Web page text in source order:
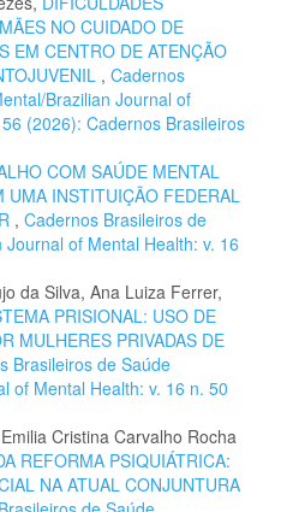
NO CUIDADO DE
EM CENTRO DE ATENÇÃO
, Cadernos
Brazilian Journal of
(2026): Cadernos Brasileiros
COM SAÚDE MENTAL
UMA INSTITUIÇÃO FEDERAL
, Cadernos Brasileiros de
of Mental Health: v. 16
da Silva, Ana Luiza Ferrer,
PRISIONAL: USO DE
MULHERES PRIVADAS DE
Brasileiros de Saúde
of Mental Health: v. 16 n. 50
Cristina Carvalho Rocha
REFORMA PSIQUIÁTRICA:
NA ATUAL CONJUNTURA